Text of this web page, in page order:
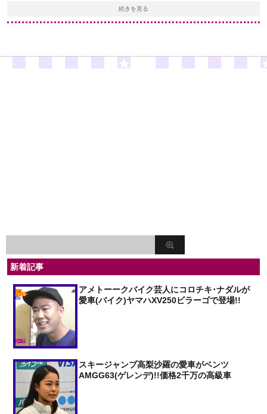
続きを見る
新着記事
アメトーークバイク芸人にコロチキ･ナダルが
愛車(バイク)ヤマハXV250ビラーゴで登場!!
スキージャンプ高梨沙羅の愛車がベンツ
AMGG63(ゲレンデ)!!価格2千万の高級車